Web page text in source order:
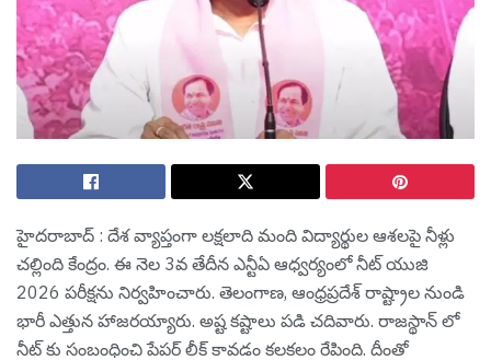
హైద‌రాబాద్ : దేశ వ్యాప్తంగా ల‌క్ష‌లాది మంది విద్యార్థుల ఆశ‌ల‌పై నీళ్లు
చ‌ల్లింది కేంద్రం. ఈ నెల 3వ తేదీన ఎన్టీఏ ఆధ్వ‌ర్యంలో నీట్ యుజి
2026 ప‌రీక్ష‌ను నిర్వ‌హించారు. తెలంగాణ‌, ఆంధ్ర‌ప్ర‌దేశ్ రాష్ట్రాల నుండి
భారీ ఎత్తున హాజ‌ర‌య్యారు. అష్ట క‌ష్టాలు ప‌డి చదివారు. రాజ‌స్థాన్ లో
నీట్ కు సంబంధించి పేప‌ర్ లీక్ కావ‌డం క‌ల‌క‌లం రేపింది. దీంతో